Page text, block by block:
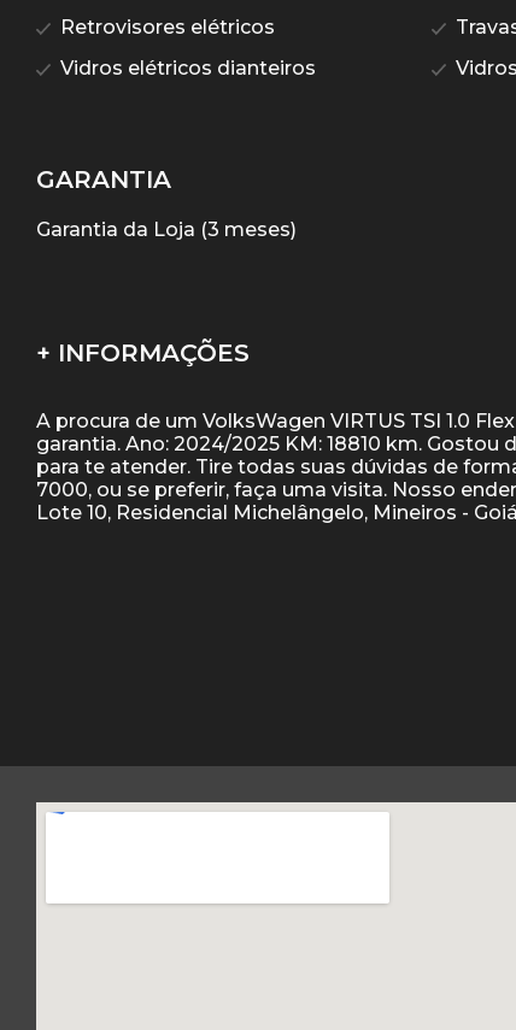
Retrovisores elétricos
Vidros elétricos dianteiros
GARANTIA
Garantia da Loja (3 meses)
+ INFORMAÇÕES
A procura de um VolksWagen VIRTUS TSI 1.0
garantia. Ano: 2024/2025 KM: 18810 km.
para te atender. Tire todas suas dúvidas de
7000, ou se preferir, faça uma visita. Nosso